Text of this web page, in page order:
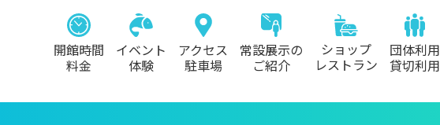
開館時間
料金
イベント
体験
アクセス
駐車場
常設展示の
ご紹介
ショップ
レストラン
団体利用
貸切利用